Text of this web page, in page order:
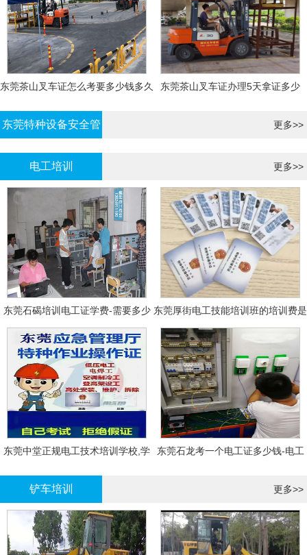
东莞茶山叉车证怎么考要多少钱多久
东莞茶山叉车证办理5天拿证多少
东莞特种设备安全管
理证考证
更多>>
电工培训 更多>>
东莞石碣培训电工证学费-需要多少
钱?需要什么条件?
东莞厚街电工技能培训班的培训费是
多少?
东莞中堂正规电工技术培训学校,学
东莞石龙考一个电工证多少钱-电工
铲车培训 更多>>